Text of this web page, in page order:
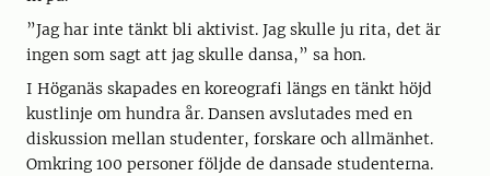
”Jag har inte tänkt bli aktivist. Jag skulle ju rita, det är
ingen som sagt att jag skulle dansa,” sa hon.
I Höganäs skapades en koreografi längs en tänkt höjd
kustlinje om hundra år. Dansen avslutades med en
diskussion mellan studenter, forskare och allmänhet.
Omkring 100 personer följde de dansade studenterna.